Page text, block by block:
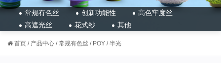
常规有色丝 创新功能性
高色牢度丝
高遮光丝
花式纱 其他
首页 / 产品中心 /常规有色丝 / POY /半光